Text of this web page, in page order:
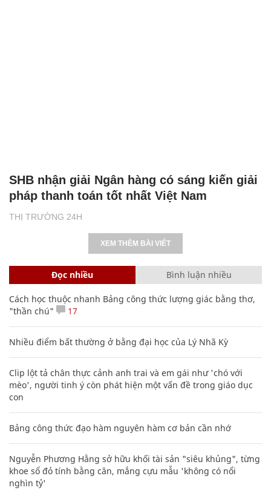
THỊ TRƯỜNG 24H
SHB nhận giải Ngân hàng có sáng kiến giải
pháp thanh toán tốt nhất Việt Nam
XEM THÊM BÀI VIẾT
Đọc nhiều Bình luận nhiều
Cách học thuộc nhanh Bảng công thức lượng giác bằng thơ,
"thần chú"
17
Nhiều điểm bất thường ở bằng đại học của Lý Nhã Kỳ
Clip lột tả chân thực cảnh anh trai và em gái như 'chó với
mèo', người tinh ý còn phát hiện một vấn đề trong giáo dục
con
Bảng công thức đạo hàm nguyên hàm cơ bản cần nhớ
Nguyễn Phương Hằng sở hữu khối tài sản "siêu khủng", từng
khoe sổ đỏ tính bằng cân, mắng cựu mẫu 'không có nổi
nghìn tỷ'